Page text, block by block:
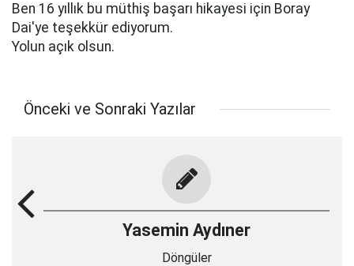
Ben 16 yıllık bu müthiş başarı hikayesi için Boray
Dai'ye teşekkür ediyorum.
Yolun açık olsun.
Önceki ve Sonraki Yazılar
Yasemin Aydıner
Döngüler